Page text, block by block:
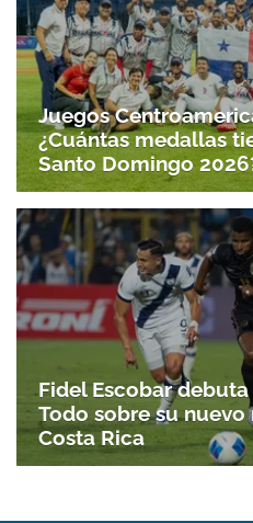
Gracias por
Juegos
¿Cuántas medallas
Santo Domingo
Fidel Escobar
Todo sobre su
Costa Rica